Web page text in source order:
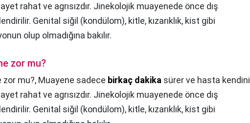
rahat ve agrısızdır. Jinekolojik muayenede önce dış
Genital siğil (kondülom), kitle, kızarıklık, kist gibi
olup olmadığına bakılır.
zor mu?
mu?, Muayene sadece birkaç dakika sürer ve hasta kendini
rahat ve agrısızdır. Jinekolojik muayenede önce dış
Genital siğil (kondülom), kitle, kızarıklık, kist gibi